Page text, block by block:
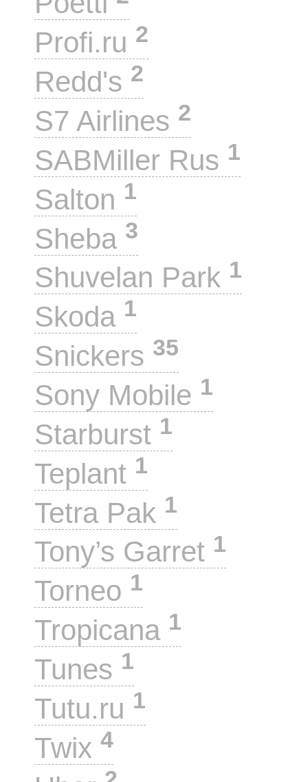
Profi.ru 2
Redd's 2
S7 Airlines 2
SABMiller Rus 1
Salton 1
Sheba 3
Shuvelan Park 1
Skoda 1
Snickers 35
Sony Mobile 1
Starburst 1
Teplant 1
Tetra Pak 1
Tony’s Garret 1
Torneo 1
Tropicana 1
Tunes 1
Tutu.ru 1
Twix 4